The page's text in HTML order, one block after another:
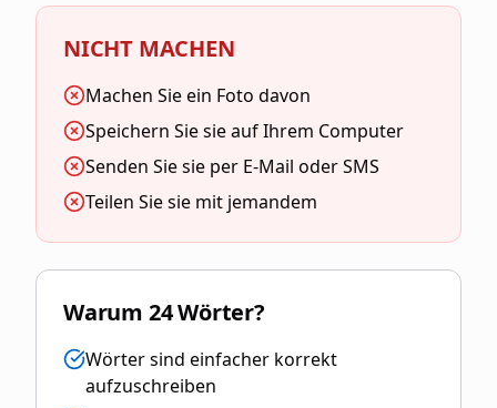
NICHT MACHEN
Machen Sie ein Foto davon
Speichern Sie sie auf Ihrem Computer
Senden Sie sie per E-Mail oder SMS
Teilen Sie sie mit jemandem
Warum 24 Wörter?
Wörter sind einfacher korrekt
aufzuschreiben